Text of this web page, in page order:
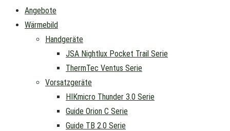
Angebote
Wärmebild
Handgeräte
JSA Nightlux Pocket Trail Serie
ThermTec Ventus Serie
Vorsatzgeräte
HIKmicro Thunder 3.0 Serie
Guide Orion C Serie
Guide TB 2.0 Serie